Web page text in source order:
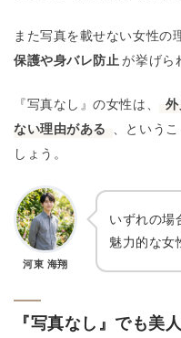
また写真を載せない女性の
保護や身バレ防止 が挙げら
『写真なし』の女性は、
ない理由がある
、という
しょう。
河東 海翔
いずれの場
魅力的な女
『写真なし』でも美